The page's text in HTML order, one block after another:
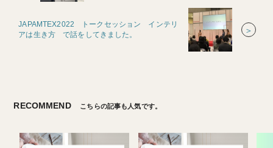
JAPAMTEX2022 トークセッション インテリ
アは生き方 で話をしてきました。
＞
RECOMMEND こちらの記事も人気です。